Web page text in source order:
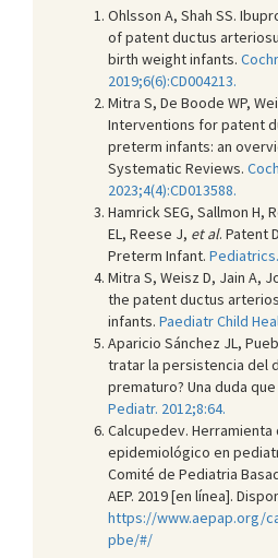
Ohlsson A, Shah SS.
of patent ductus
birth weight infants.
2019;6(6):CD004213.
Mitra S, De Boode WP,
Interventions for patent
preterm infants: an
Systematic Reviews.
2023;4(4):CD013588.
Hamrick SEG, Sallmon H,
EL, Reese J, et al. Patent
Preterm Infant.
Mitra S, Weisz D, Jain A,
the patent ductus
infants. Paediatr Child
Aparicio Sánchez JL,
tratar la persistencia del
prematuro? Una duda
Pediatr. 2012;8:64.
Calcupedev. Herramienta
epidemiológico en
Comité de Pediatria
AEP. 2019 [en línea].
https://www.aepap.org/
pbe/#/